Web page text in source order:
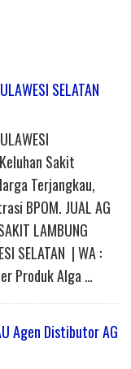
SELATAN
Sakit
Terjangkau,
BPOM. JUAL AG
LAMBUNG
SELATAN | WA :
Produk Alga …
Agen Distibutor AG